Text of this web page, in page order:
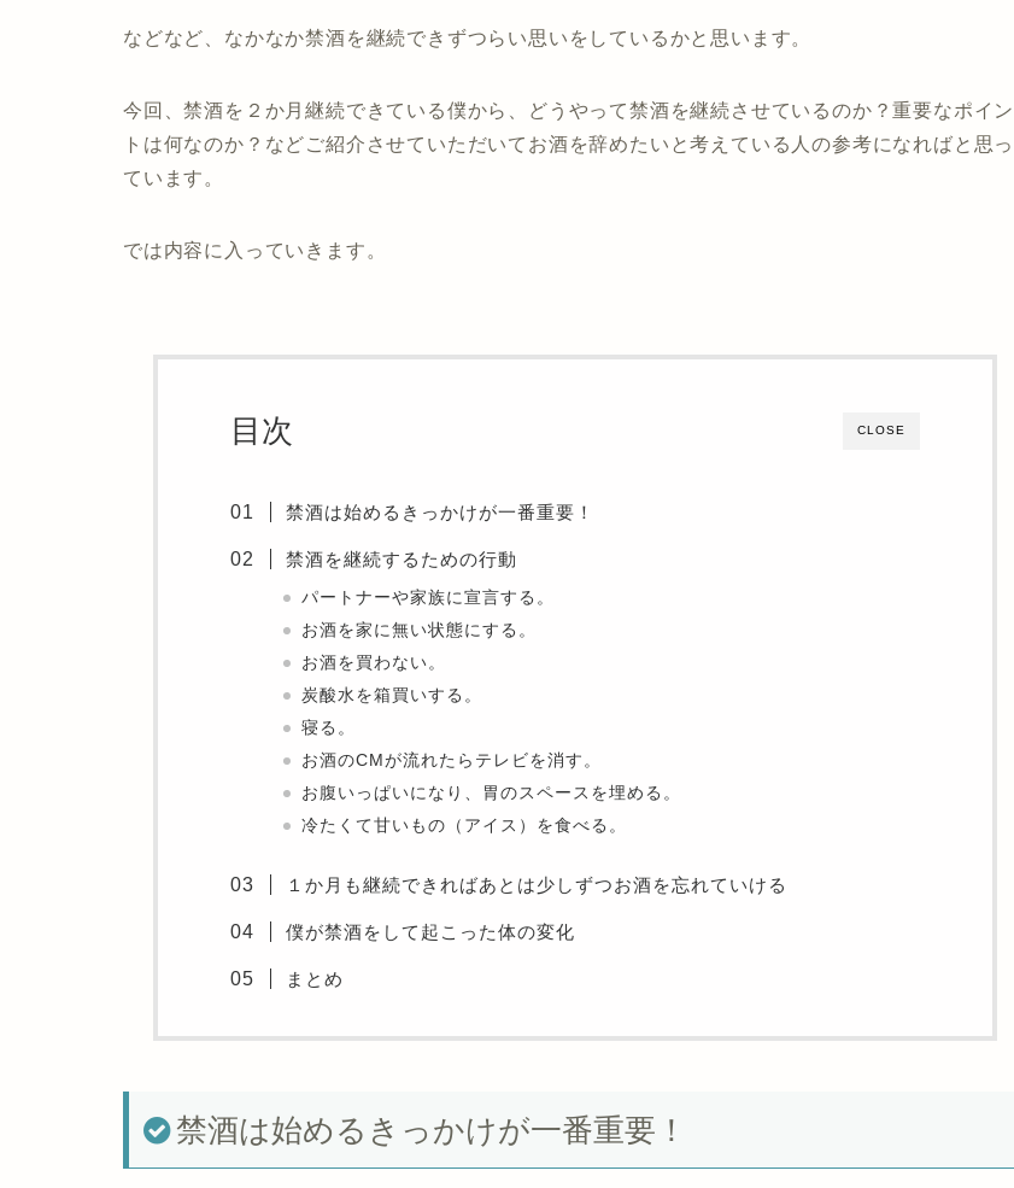
などなど、なかなか禁酒を継続できずつらい思いをしているかと思います。
今回、禁酒を２か月継続できている僕から、どうやって禁酒を継続させているのか？重要なポイン
トは何なのか？などご紹介させていただいてお酒を辞めたいと考えている人の参考になればと思っ
ています。
では内容に入っていきます。
CLOSE
目次
禁酒は始めるきっかけが一番重要！
禁酒を継続するための行動
パートナーや家族に宣言する。
お酒を家に無い状態にする。
お酒を買わない。
炭酸水を箱買いする。
寝る。
お酒のCMが流れたらテレビを消す。
お腹いっぱいになり、胃のスペースを埋める。
冷たくて甘いもの（アイス）を食べる。
１か月も継続できればあとは少しずつお酒を忘れていける
僕が禁酒をして起こった体の変化
まとめ
禁酒は始めるきっかけが一番重要！